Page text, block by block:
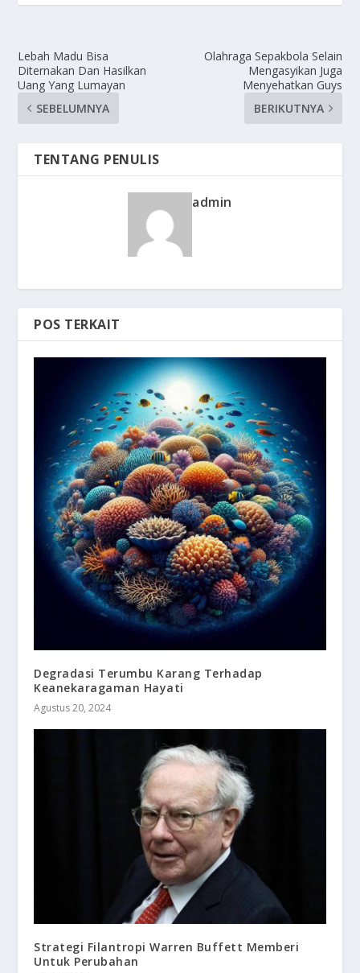
Lebah Madu Bisa
Diternakan Dan Hasilkan
Uang Yang Lumayan
SEBELUMNYA
Olahraga Sepakbola Selain
Mengasyikan Juga
Menyehatkan Guys
BERIKUTNYA
TENTANG PENULIS
admin
POS TERKAIT
Degradasi Terumbu Karang Terhadap
Keanekaragaman Hayati
Agustus 20, 2024
Strategi Filantropi Warren Buffett Memberi
Untuk Perubahan